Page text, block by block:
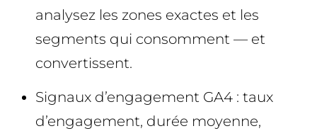
analysez les zones exactes et les
segments qui consomment — et
convertissent.
Signaux d’engagement GA4 : taux
d’engagement, durée moyenne,